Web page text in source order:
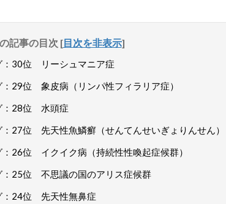
記事の目次 [目次を非表示]
：30位 リーシュマニア症
29位 象皮病（リンパ性フィラリア症）
：28位 水頭症
27位 先天性魚鱗癬（せんてんせいぎょりんせん）
26位 イクイク病（持続性性喚起症候群）
：25位 不思議の国のアリス症候群
：24位 先天性無鼻症